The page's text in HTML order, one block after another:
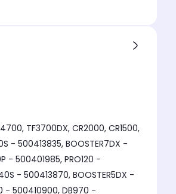
TF3700DX, CR2000, CR1500,
- 500413835, BOOSTER7DX -
- 500401985, PRO120 -
- 500413870, BOOSTER5DX -
- 500410900, DB970 -